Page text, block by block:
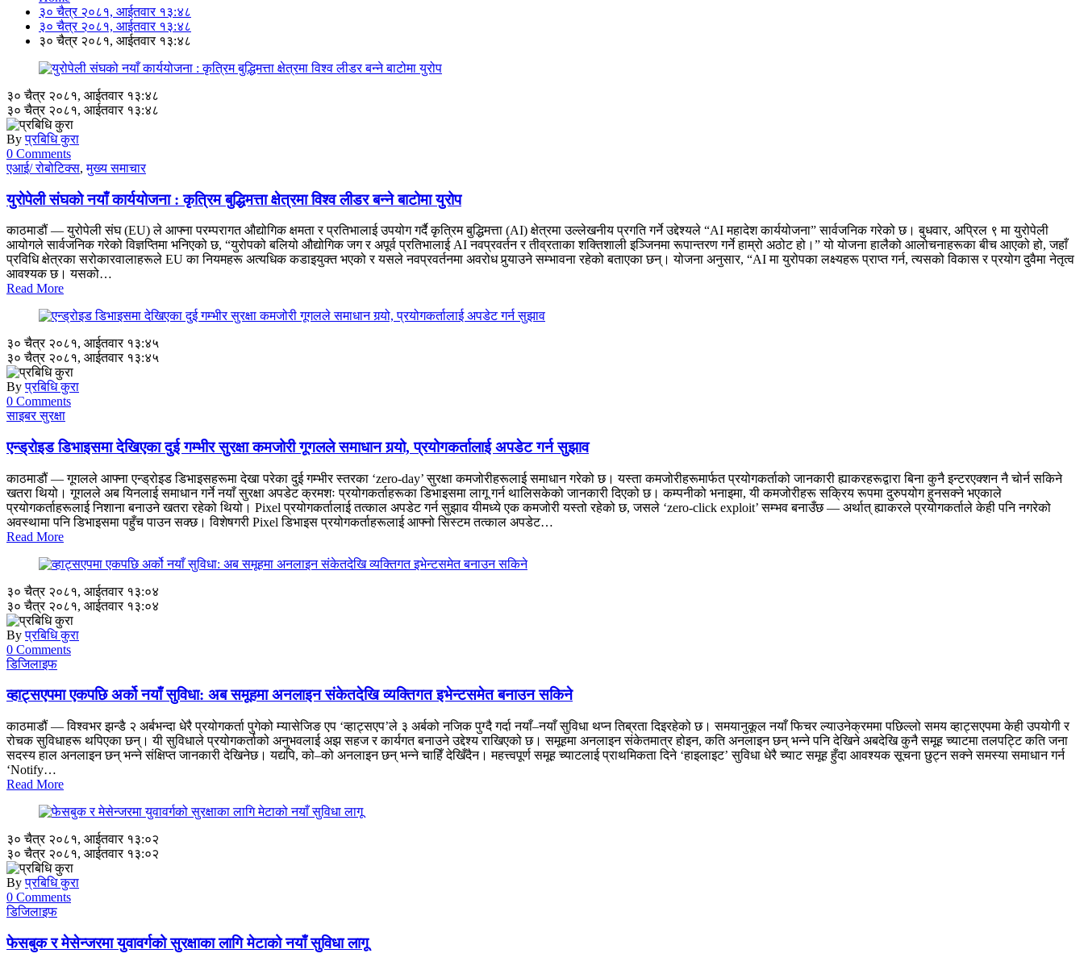
३० चैत्र २०८१, आईतवार १३:४८
३० चैत्र २०८१, आईतवार १३:४८
३० चैत्र २०८१, आईतवार १३:४८
३० चैत्र २०८१, आईतवार १३:४८
३० चैत्र २०८१, आईतवार १३:४८
Byप्रबिधि कुरा
0 Comments
एआई/ रोबोटिक्स,मुख्य समाचार
युरोपेली संघको नयाँ कार्ययोजना : कृत्रिम बुद्धिमत्ता क्षेत्रमा विश्व लीडर बन्ने बाटोमा युरोप
काठमाडौं — युरोपेली संघ (EU) ले आफ्ना परम्परागत औद्योगिक क्षमता र प्रतिभालाई उपयोग गर्दै कृत्रिम बुद्धिमत्ता (AI) क्षेत्रमा उल्लेखनीय प्रगति गर्ने उद्देश्यले “AI महादेश कार्ययोजना” सार्वजनिक गरेको छ। बुधवार, अप्रिल ९ मा युरोपेली
आयोगले सार्वजनिक गरेको विज्ञप्तिमा भनिएको छ, “युरोपको बलियो औद्योगिक जग र अपूर्व प्रतिभालाई AI नवप्रवर्तन र तीव्रताका शक्तिशाली इञ्जिनमा रूपान्तरण गर्ने हाम्रो अठोट हो।” यो योजना हालैको आलोचनाहरूका बीच आएको हो, जहाँ
प्रविधि क्षेत्रका सरोकारवालाहरूले EU का नियमहरू अत्यधिक कडाइयुक्त भएको र यसले नवप्रवर्तनमा अवरोध पुर्‍याउने सम्भावना रहेको बताएका छन्। योजना अनुसार, “AI मा युरोपका लक्ष्यहरू प्राप्त गर्न, त्यसको विकास र प्रयोग दुवैमा नेतृत्व
आवश्यक छ। यसको…
Read More
३० चैत्र २०८१, आईतवार १३:४५
३० चैत्र २०८१, आईतवार १३:४५
Byप्रबिधि कुरा
0 Comments
साइबर सुरक्षा
एन्ड्रोइड डिभाइसमा देखिएका दुई गम्भीर सुरक्षा कमजोरी गूगलले समाधान गर्‍यो, प्रयोगकर्तालाई अपडेट गर्न सुझाव
काठमाडौं — गूगलले आफ्ना एन्ड्रोइड डिभाइसहरूमा देखा परेका दुई गम्भीर स्तरका ‘zero-day’ सुरक्षा कमजोरीहरूलाई समाधान गरेको छ। यस्ता कमजोरीहरूमार्फत प्रयोगकर्ताको जानकारी ह्याकरहरूद्वारा बिना कुनै इन्टरएक्शन नै चोर्न सकिने
खतरा थियो। गूगलले अब यिनलाई समाधान गर्ने नयाँ सुरक्षा अपडेट क्रमशः प्रयोगकर्ताहरूका डिभाइसमा लागू गर्न थालिसकेको जानकारी दिएको छ। कम्पनीको भनाइमा, यी कमजोरीहरू सक्रिय रूपमा दुरुपयोग हुनसक्ने भएकाले
प्रयोगकर्ताहरूलाई निशाना बनाउने खतरा रहेको थियो। Pixel प्रयोगकर्तालाई तत्काल अपडेट गर्न सुझाव यीमध्ये एक कमजोरी यस्तो रहेको छ, जसले ‘zero-click exploit’ सम्भव बनाउँछ — अर्थात् ह्याकरले प्रयोगकर्ताले केही पनि नगरेको
अवस्थामा पनि डिभाइसमा पहुँच पाउन सक्छ। विशेषगरी Pixel डिभाइस प्रयोगकर्ताहरूलाई आफ्नो सिस्टम तत्काल अपडेट…
Read More
३० चैत्र २०८१, आईतवार १३:०४
३० चैत्र २०८१, आईतवार १३:०४
Byप्रबिधि कुरा
0 Comments
डिजिलाइफ
व्हाट्सएपमा एकपछि अर्को नयाँ सुविधा: अब समूहमा अनलाइन संकेतदेखि व्यक्तिगत इभेन्टसमेत बनाउन सकिने
काठमाडौं — विश्वभर झन्डै २ अर्बभन्दा धेरै प्रयोगकर्ता पुगेको म्यासेजिङ एप ‘व्हाट्सएप’ले ३ अर्बको नजिक पुग्दै गर्दा नयाँ–नयाँ सुविधा थप्न तिब्रता दिइरहेको छ। समयानुकूल नयाँ फिचर ल्याउनेक्रममा पछिल्लो समय व्हाट्सएपमा केही उपयोगी र
रोचक सुविधाहरू थपिएका छन्। यी सुविधाले प्रयोगकर्ताको अनुभवलाई अझ सहज र कार्यगत बनाउने उद्देश्य राखिएको छ। समूहमा अनलाइन संकेतमात्र होइन, कति अनलाइन छन् भन्ने पनि देखिने अबदेखि कुनै समूह च्याटमा तलपट्टि कति जना
सदस्य हाल अनलाइन छन् भन्ने संक्षिप्त जानकारी देखिनेछ। यद्यपि, को–को अनलाइन छन् भन्ने चाहिँ देखिँदैन। महत्त्वपूर्ण समूह च्याटलाई प्राथमिकता दिने ‘हाइलाइट’ सुविधा धेरै च्याट समूह हुँदा आवश्यक सूचना छुट्न सक्ने समस्या समाधान गर्न
‘Notify…
Read More
३० चैत्र २०८१, आईतवार १३:०२
३० चैत्र २०८१, आईतवार १३:०२
Byप्रबिधि कुरा
0 Comments
डिजिलाइफ
फेसबुक र मेसेन्जरमा युवावर्गको सुरक्षाका लागि मेटाको नयाँ सुविधा लागू